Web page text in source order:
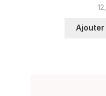
Ajouter